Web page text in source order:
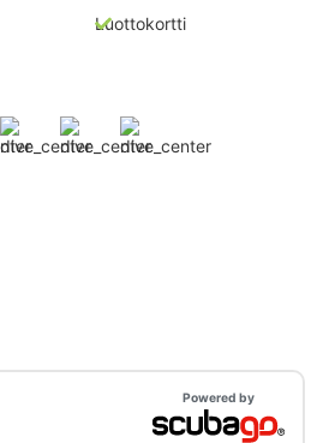
Luottokortti
Powered by